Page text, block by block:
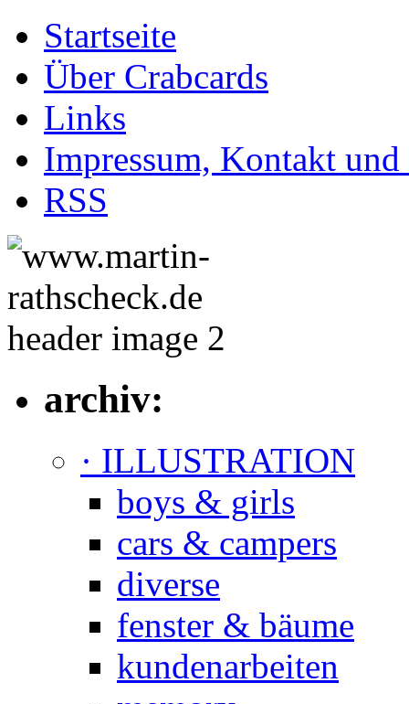
Startseite
Über Crabcards
Links
Impressum, Kontakt und
RSS
archiv:
· ILLUSTRATION
boys & girls
cars & campers
diverse
fenster & bäume
kundenarbeiten